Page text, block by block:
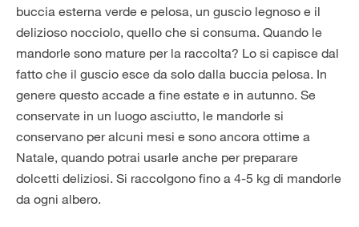
buccia esterna verde e pelosa, un guscio legnoso e il
delizioso nocciolo, quello che si consuma. Quando le
mandorle sono mature per la raccolta? Lo si capisce dal
fatto che il guscio esce da solo dalla buccia pelosa. In
genere questo accade a fine estate e in autunno. Se
conservate in un luogo asciutto, le mandorle si
conservano per alcuni mesi e sono ancora ottime a
Natale, quando potrai usarle anche per preparare
dolcetti deliziosi. Si raccolgono fino a 4-5 kg di mandorle
da ogni albero.